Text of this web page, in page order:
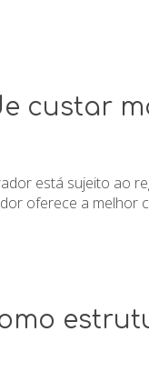
custar
está sujeito ao
oferece a melhor